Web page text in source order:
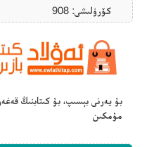
كۆرۈلىشى: 908
بۇ يەرنى بېسىپ، بۇ كىتابنىڭ
مۇمكىن